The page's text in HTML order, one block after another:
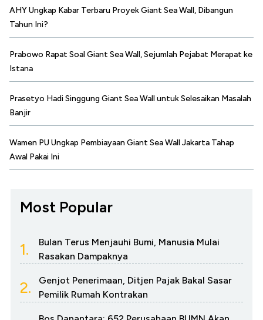
AHY Ungkap Kabar Terbaru Proyek Giant Sea Wall, Dibangun
Tahun Ini?
Prabowo Rapat Soal Giant Sea Wall, Sejumlah Pejabat Merapat ke
Istana
Prasetyo Hadi Singgung Giant Sea Wall untuk Selesaikan Masalah
Banjir
Wamen PU Ungkap Pembiayaan Giant Sea Wall Jakarta Tahap
Awal Pakai Ini
Most Popular
1.
Bulan Terus Menjauhi Bumi, Manusia Mulai
Rasakan Dampaknya
2.
Genjot Penerimaan, Ditjen Pajak Bakal Sasar
Pemilik Rumah Kontrakan